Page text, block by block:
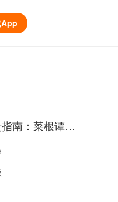
中年防崩溃指南：菜根谭的危机管理学